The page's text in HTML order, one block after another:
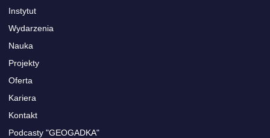
Instytut
Wydarzenia
Nauka
Projekty
Oferta
Kariera
Kontakt
Podcasty "GEOGADKA"